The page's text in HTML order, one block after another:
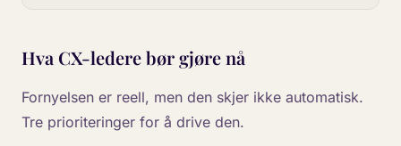
Hva CX-ledere bør gjøre nå
Fornyelsen er reell, men den skjer ikke automatisk.
Tre prioriteringer for å drive den.